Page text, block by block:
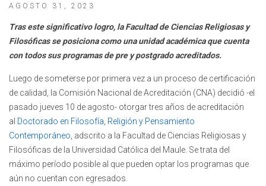
AGOSTO 31, 2023
Tras este significativo logro, la Facultad de Ciencias Religiosas y
Filosóficas se posiciona como una unidad académica que cuenta
con todos sus programas de pre y postgrado acreditados.
Luego de someterse por primera vez a un proceso de certificación
de calidad, la Comisión Nacional de Acreditación (CNA) decidió -el
pasado jueves 10 de agosto- otorgar tres años de acreditación
al Doctorado en Filosofía, Religión y Pensamiento
Contemporáneo, adscrito a la Facultad de Ciencias Religiosas y
Filosóficas de la Universidad Católica del Maule. Se trata del
máximo período posible al que pueden optar los programas que
aún no cuentan con egresados.